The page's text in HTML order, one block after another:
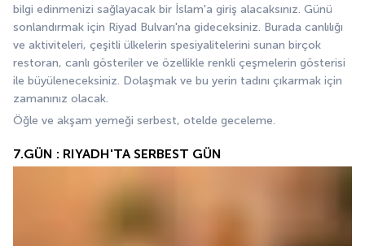
bilgi edinmenizi sağlayacak bir İslam'a giriş alacaksınız. Günü
sonlandırmak için Riyad Bulvarı'na gideceksiniz. Burada canlılığı
ve aktiviteleri, çeşitli ülkelerin spesiyalitelerini sunan birçok
restoran, canlı gösteriler ve özellikle renkli çeşmelerin gösterisi
ile büyüleneceksiniz. Dolaşmak ve bu yerin tadını çıkarmak için
zamanınız olacak.
Öğle ve akşam yemeği serbest, otelde geceleme.
7.GÜN : RIYADH'TA SERBEST GÜN